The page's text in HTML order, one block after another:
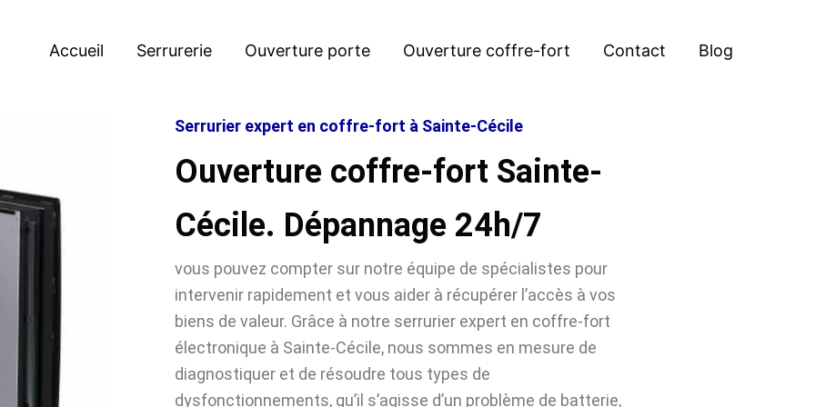
Accueil Serrurerie Ouverture porte Ouverture coffre-fort Contact Blog
Serrurier expert en coffre-fort à Sainte-Cécile
Ouverture coffre-fort Sainte-
Cécile. Dépannage 24h/7
vous pouvez compter sur notre équipe de spécialistes pour
intervenir rapidement et vous aider à récupérer l’accès à vos
biens de valeur. Grâce à notre serrurier expert en coffre-fort
électronique à Sainte-Cécile, nous sommes en mesure de
diagnostiquer et de résoudre tous types de
dysfonctionnements, qu’il s’agisse d’un problème de batterie,